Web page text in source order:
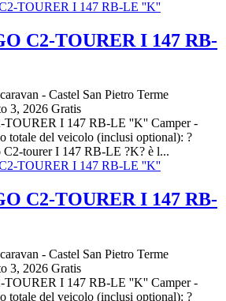
C2-TOURER I 147 RB-
- Castel San Pietro Terme
3, 2026 Gratis
I 147 RB-LE ''K'' Camper -
totale del veicolo (inclusi optional): ?
C2-tourer I 147 RB-LE ?K? è l...
C2-TOURER I 147 RB-
- Castel San Pietro Terme
3, 2026 Gratis
I 147 RB-LE ''K'' Camper -
totale del veicolo (inclusi optional): ?